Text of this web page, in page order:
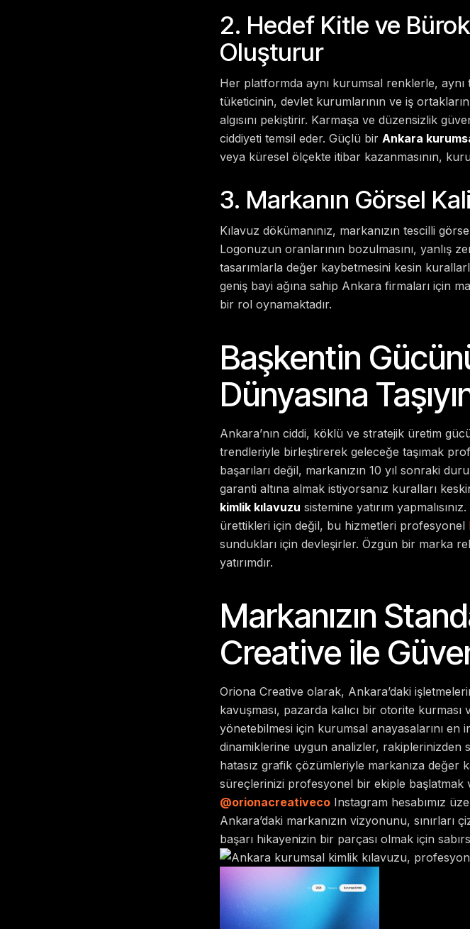
2. Hedef Kitle ve
Oluşturur
Her platformda aynı kurumsal renklerle,
tüketicinin, devlet kurumlarının ve iş
algısını pekiştirir. Karmaşa ve düzensizlik
ciddiyeti temsil eder. Güçlü bir Ankara
veya küresel ölçekte itibar kazanmasının,
3. Markanın Görsel
Kılavuz dökümanınız, markanızın tescilli
Logonuzun oranlarının bozulmasını, yanlış
tasarımlarla değer kaybetmesini kesin
geniş bayi ağına sahip Ankara firmaları için
bir rol oynamaktadır.
Başkentin
Dünyasına
Ankara’nın ciddi, köklü ve stratejik üretim
trendleriyle birleştirerek geleceğe taşımak
başarıları değil, markanızın 10 yıl sonraki
garanti altına almak istiyorsanız kuralları
kimlik kılavuzu sistemine yatırım
ürettikleri için değil, bu hizmetleri profesyonel
sundukları için devleşirler. Özgün bir marka
yatırımdır.
Markanızın
Creative ile
Oriona Creative olarak, Ankara’daki
kavuşması, pazarda kalıcı bir otorite
yönetebilmesi için kurumsal anayasalarını
dinamiklerine uygun analizler, rakiplerinizden
hatasız grafik çözümleriyle markanıza değer
süreçlerinizi profesyonel bir ekiple başlatmak
@orionacreativecoInstagram hesabımız
Ankara’daki markanızın vizyonunu,
başarı hikayenizin bir parçası olmak için